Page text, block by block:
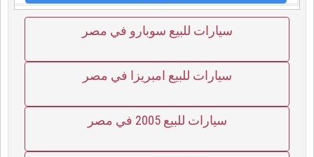
سيارات للبيع سوبارو في مصر
سيارات للبيع امبريزا في مصر
سيارات للبيع 2005 في مصر